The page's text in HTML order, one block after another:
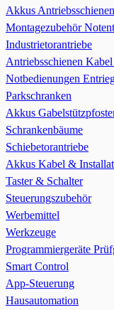
Akkus Antriebsschienen
Montagezubehör
Industrietorantriebe
Antriebsschienen
Notbedienungen
Parkschranken
Akkus
Schrankenbäume
Schiebetorantriebe
Akkus Kabel &
Taster & Schalter
Steuerungszubehör
Werbemittel
Werkzeuge
Programmiergeräte
Smart Control
App-Steuerung
Hausautomation